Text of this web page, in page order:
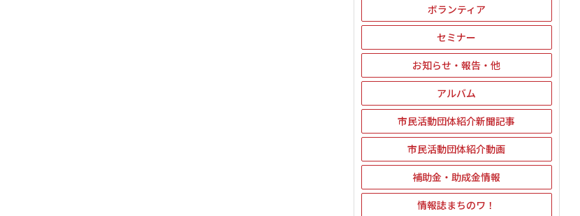
ボランティア
セミナー
お知らせ・報告・他
アルバム
市民活動団体紹介新聞記事
市民活動団体紹介動画
補助金・助成金情報
情報誌まちのワ！